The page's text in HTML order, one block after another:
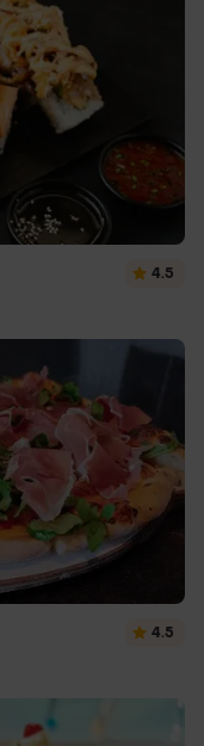
4.5
4.5